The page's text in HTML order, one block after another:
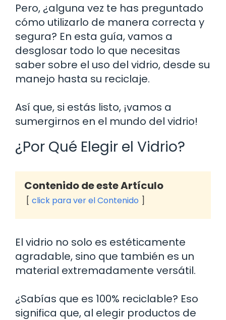
Pero, ¿alguna vez te has preguntado
cómo utilizarlo de manera correcta y
segura? En esta guía, vamos a
desglosar todo lo que necesitas
saber sobre el uso del vidrio, desde su
manejo hasta su reciclaje.
Así que, si estás listo, ¡vamos a
sumergirnos en el mundo del vidrio!
¿Por Qué Elegir el Vidrio?
Contenido de este Artículo
click para ver el Contenido
El vidrio no solo es estéticamente
agradable, sino que también es un
material extremadamente versátil.
¿Sabías que es 100% reciclable? Eso
significa que, al elegir productos de